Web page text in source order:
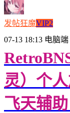
发帖狂魔VIP2
07-13 18:13 电脑端
灵）个
飞天辅